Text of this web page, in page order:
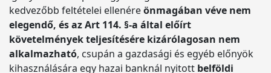
kedvezőbb feltételei ellenéreönmagában véve nem
elegendő, és az Art 114. §-a által előírt
követelmények teljesítésére kizárólagosan nem
alkalmazható, csupán a gazdasági és egyéb előnyök
kihasználására egy hazai banknál nyitott belföldi